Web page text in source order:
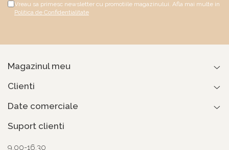
Vreau sa primesc newsletter cu promotiile magazinului. Afla mai multe in
Politica de Confidentialitate
Magazinul meu
Clienti
Date comerciale
Suport clienti
9.00-16.30